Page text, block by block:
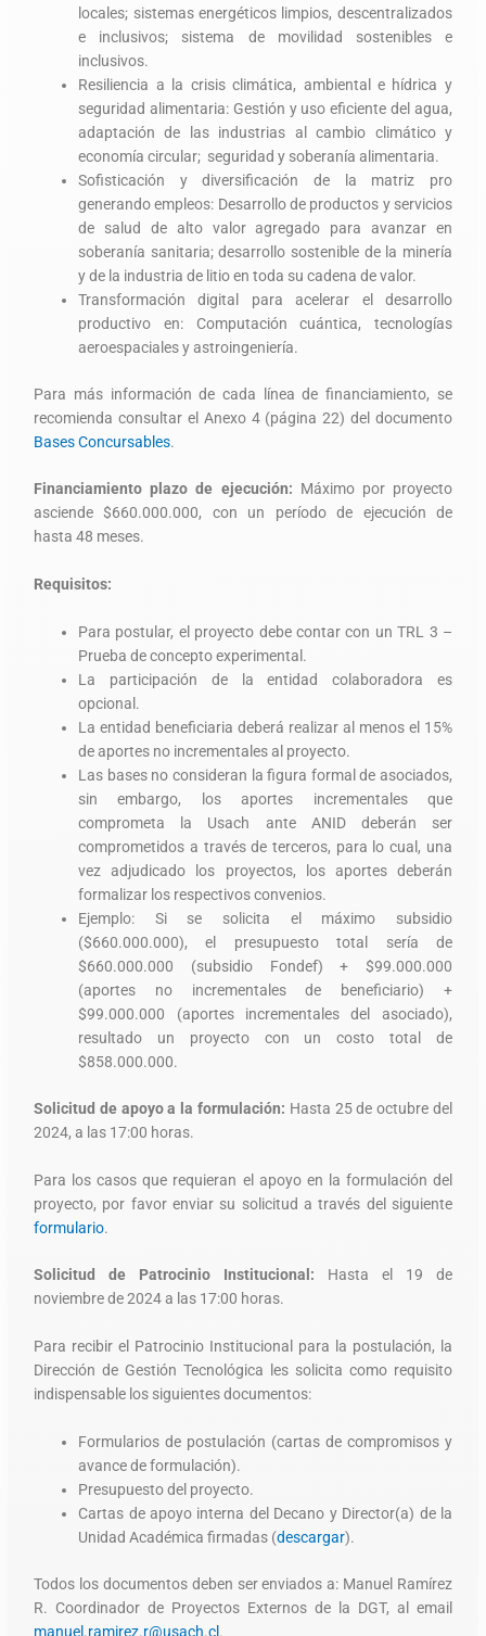
locales; sistemas energéticos limpios, descentralizados
e inclusivos; sistema de movilidad sostenibles e
inclusivos.
Resiliencia a la crisis climática, ambiental e hídrica y
seguridad alimentaria: Gestión y uso eficiente del agua,
adaptación de las industrias al cambio climático y
economía circular; seguridad y soberanía alimentaria.
Sofisticación y diversificación de la matriz pro
generando empleos: Desarrollo de productos y servicios
de salud de alto valor agregado para avanzar en
soberanía sanitaria; desarrollo sostenible de la minería
y de la industria de litio en toda su cadena de valor.
Transformación digital para acelerar el desarrollo
productivo en: Computación cuántica, tecnologías
aeroespaciales y astroingeniería.
Para más información de cada línea de financiamiento, se
recomienda consultar el Anexo 4 (página 22) del documento
Bases Concursables.
Financiamiento plazo de ejecución: Máximo por proyecto
asciende $660.000.000, con un período de ejecución de
hasta 48 meses.
Requisitos:
Para postular, el proyecto debe contar con un TRL 3 –
Prueba de concepto experimental.
La participación de la entidad colaboradora es
opcional.
La entidad beneficiaria deberá realizar al menos el 15%
de aportes no incrementales al proyecto.
Las bases no consideran la figura formal de asociados,
sin embargo, los aportes incrementales que
comprometa la Usach ante ANID deberán ser
comprometidos a través de terceros, para lo cual, una
vez adjudicado los proyectos, los aportes deberán
formalizar los respectivos convenios.
Ejemplo: Si se solicita el máximo subsidio
($660.000.000), el presupuesto total sería de
$660.000.000 (subsidio Fondef) + $99.000.000
(aportes no incrementales de beneficiario) +
$99.000.000 (aportes incrementales del asociado),
resultado un proyecto con un costo total de
$858.000.000.
Solicitud de apoyo a la formulación: Hasta 25 de octubre del
2024, a las 17:00 horas.
Para los casos que requieran el apoyo en la formulación del
proyecto, por favor enviar su solicitud a través del siguiente
formulario.
Solicitud de Patrocinio Institucional: Hasta el 19 de
noviembre de 2024 a las 17:00 horas.
Para recibir el Patrocinio Institucional para la postulación, la
Dirección de Gestión Tecnológica les solicita como requisito
indispensable los siguientes documentos:
Formularios de postulación (cartas de compromisos y
avance de formulación).
Presupuesto del proyecto.
Cartas de apoyo interna del Decano y Director(a) de la
Unidad Académica firmadas (descargar).
Todos los documentos deben ser enviados a: Manuel Ramírez
R. Coordinador de Proyectos Externos de la DGT, al email
manuel.ramirez.r@usach.cl .